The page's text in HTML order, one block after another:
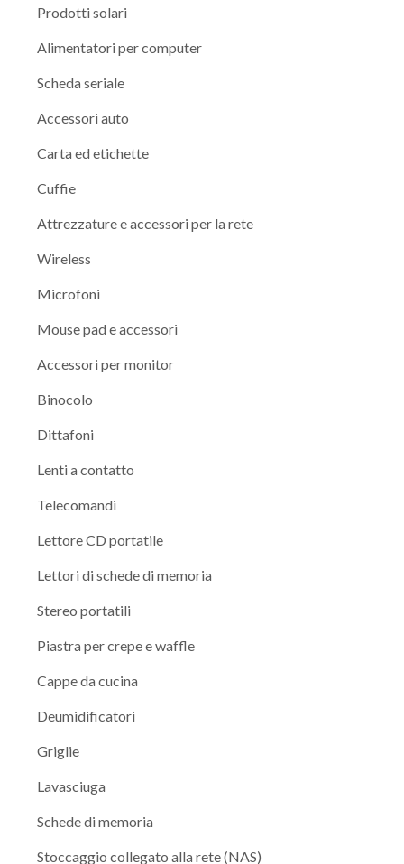
Prodotti solari
Alimentatori per computer
Scheda seriale
Accessori auto
Carta ed etichette
Cuffie
Attrezzature e accessori per la rete
Wireless
Microfoni
Mouse pad e accessori
Accessori per monitor
Binocolo
Dittafoni
Lenti a contatto
Telecomandi
Lettore CD portatile
Lettori di schede di memoria
Stereo portatili
Piastra per crepe e waffle
Cappe da cucina
Deumidificatori
Griglie
Lavasciuga
Schede di memoria
Stoccaggio collegato alla rete (NAS)